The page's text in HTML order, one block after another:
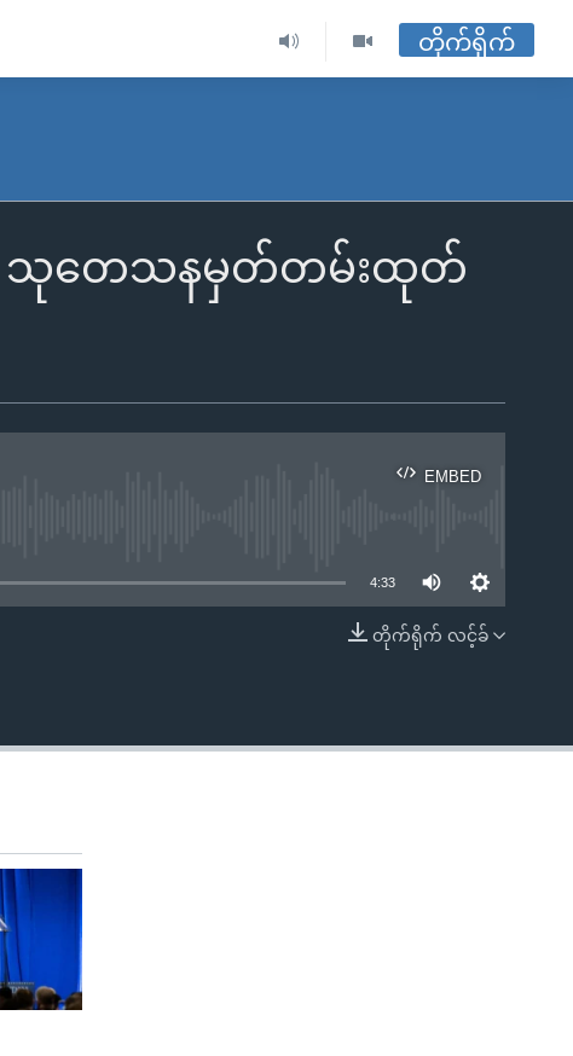
တိုက်ရိုက်
ကြုံ သုတေသနမှတ်တမ်းထုတ်
EMBED
EMBED
4:33
တိုက်ရိုက် လင့်ခ်